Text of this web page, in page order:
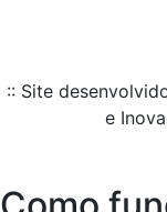
:: Site
e